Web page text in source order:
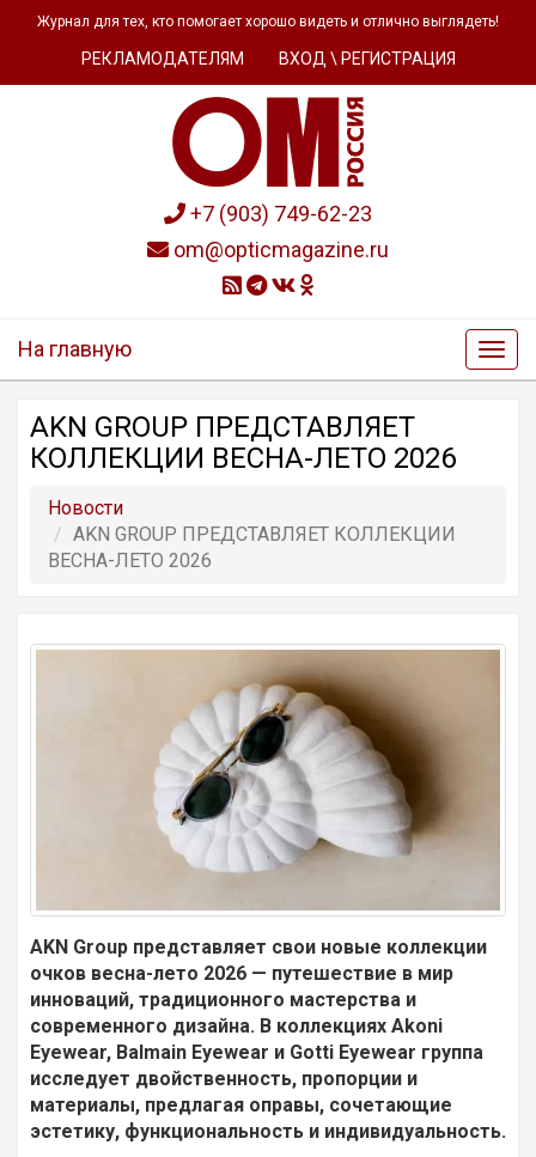
Журнал для тех, кто помогает хорошо видеть и отлично выглядеть!
РЕКЛАМОДАТЕЛЯМ ВХОД \ РЕГИСТРАЦИЯ
+7 (903) 749-62-23
om@opticmagazine.ru
На главную
AKN GROUP ПРЕДСТАВЛЯЕТ
КОЛЛЕКЦИИ ВЕСНА-ЛЕТО 2026
Новости
AKN GROUP ПРЕДСТАВЛЯЕТ КОЛЛЕКЦИИ
ВЕСНА-ЛЕТО 2026
AKN Group представляет свои новые коллекции
очков весна-лето 2026 — путешествие в мир
инноваций, традиционного мастерства и
современного дизайна. В коллекциях Akoni
Eyewear, Balmain Eyewear и Gotti Eyewear группа
исследует двойственность, пропорции и
материалы, предлагая оправы, сочетающие
эстетику, функциональность и индивидуальность.